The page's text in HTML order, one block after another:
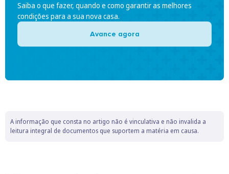
Saiba o que fazer, quando e como garantir as melhores
condições para a sua nova casa.
Avance agora
A informação que consta no artigo não é vinculativa e não invalida a
leitura integral de documentos que suportem a matéria em causa.